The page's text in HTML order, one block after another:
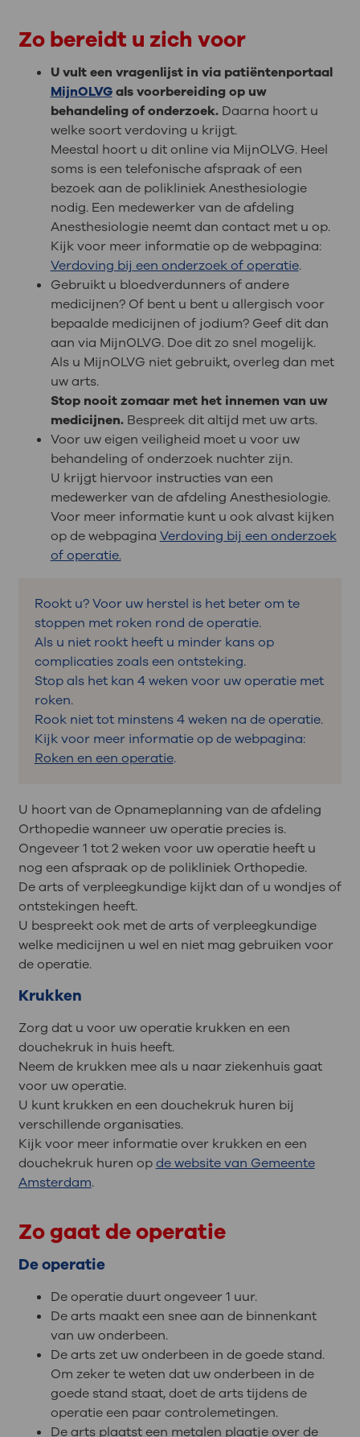
Zo bereidt u zich voor
U vult een vragenlijst in via patiëntenportaal
MijnOLVGals voorbereiding op uw
behandeling of onderzoek.Daarna hoort u
welke soort verdoving u krijgt.
Meestal hoort u dit online via MijnOLVG. Heel
soms is een telefonische afspraak of een
bezoek aan de polikliniek Anesthesiologie
nodig. Een medewerker van de afdeling
Anesthesiologie neemt dan contact met u op.
Kijk voor meer informatie op de webpagina:
Verdoving bij een onderzoek of operatie.
Gebruikt u bloedverdunners of andere
medicijnen? Of bent u bent u allergisch voor
bepaalde medicijnen of jodium? Geef dit dan
aan via MijnOLVG. Doe dit zo snel mogelijk.
Als u MijnOLVG niet gebruikt, overleg dan met
uw arts.
Stop nooit zomaar met het innemen van uw
medicijnen.Bespreek dit altijd met uw arts.
Voor uw eigen veiligheid moet u voor uw
behandeling of onderzoek nuchter zijn.
U krijgt hiervoor instructies van een
medewerker van de afdeling Anesthesiologie.
Voor meer informatie kunt u ook alvast kijken
op de webpagina Verdoving bij een onderzoek
of operatie.
Rookt u? Voor uw herstel is het beter om te
stoppen met roken rond de operatie.
Als u niet rookt heeft u minder kans op
complicaties zoals een ontsteking.
Stop als het kan 4 weken voor uw operatie met
roken.
Rook niet tot minstens 4 weken na de operatie.
Kijk voor meer informatie op de webpagina:
Roken en een operatie.
U hoort van de Opnameplanning van de afdeling
Orthopedie wanneer uw operatie precies is.
Ongeveer 1 tot 2 weken voor uw operatie heeft u
nog een afspraak op de polikliniek Orthopedie.
De arts of verpleegkundige kijkt dan of u wondjes of
ontstekingen heeft.
U bespreekt ook met de arts of verpleegkundige
welke medicijnen u wel en niet mag gebruiken voor
de operatie.
Krukken
Zorg dat u voor uw operatie krukken en een
douchekruk in huis heeft.
Neem de krukken mee als u naar ziekenhuis gaat
voor uw operatie.
U kunt krukken en een douchekruk huren bij
verschillende organisaties.
Kijk voor meer informatie over krukken en een
douchekruk huren opde website van Gemeente
Amsterdam.
Zo gaat de operatie
De operatie
De operatie duurt ongeveer 1 uur.
De arts maakt een snee aan de binnenkant
van uw onderbeen.
De arts zet uw onderbeen in de goede stand.
Om zeker te weten dat uw onderbeen in de
goede stand staat, doet de arts tijdens de
operatie een paar controlemetingen.
De arts plaatst een metalen plaatje over de